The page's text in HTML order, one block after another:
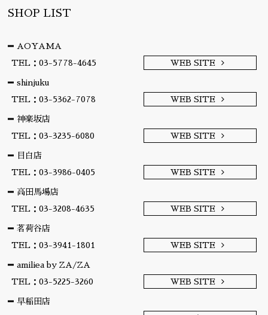
SHOP LIST
AOYAMA
TEL：03-5778-4645
WEB SITE
shinjuku
TEL：03-5362-7078
WEB SITE
神楽坂店
TEL：03-3235-6080
WEB SITE
目白店
TEL：03-3986-0405
WEB SITE
高田馬場店
TEL：03-3208-4635
WEB SITE
茗荷谷店
TEL：03-3941-1801
WEB SITE
amiliea by ZA/ZA
TEL：03-5225-3260
WEB SITE
早稲田店